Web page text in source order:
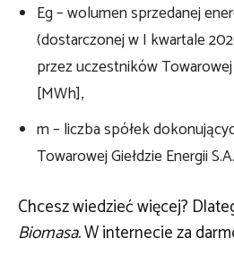
Eg – wolumen sprzedanej
(dostarczonej w I kwartale
przez uczestników Towarowej
[MWh],
m – liczba spółek
Towarowej Giełdzie Energii
Chcesz wiedzieć więcej?
Biomasa.W internecie za